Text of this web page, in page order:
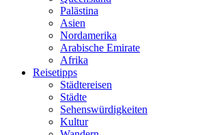
Palästina
Asien
Nordamerika
Arabische Emirate
Afrika
Reisetipps
Städtereisen
Städte
Sehenswürdigkeiten
Kultur